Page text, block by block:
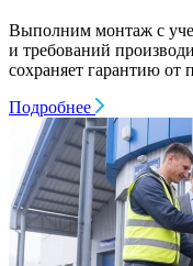
Выполним монтаж с
и требований
сохраняет гарантию от
Подробнее